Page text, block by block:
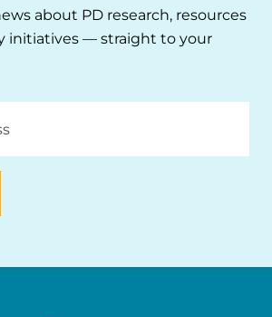
about PD research, resources
initiatives — straight to your